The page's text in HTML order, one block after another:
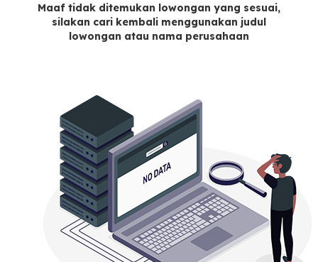
Maaf tidak ditemukan lowongan yang sesuai,
silakan cari kembali menggunakan judul
lowongan atau nama perusahaan